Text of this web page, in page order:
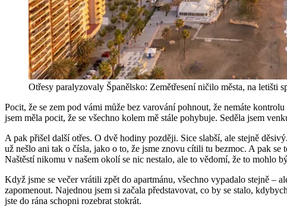
Otřesy paralyzovaly Španělsko: Zemětřesení ničilo města, na letišti
Pocit, že se zem pod vámi může bez varování pohnout, že nemáte
jsem měla pocit, že se všechno kolem mě stále pohybuje. Seděla jsem
A pak přišel další otřes. O dvě hodiny později. Sice slabší, ale stejně
už nešlo ani tak o čísla, jako o to, že jsme znovu cítili tu bezmoc. A pak
Naštěstí nikomu v našem okolí se nic nestalo, ale to vědomí, že to mohlo
Když jsme se večer vrátili zpět do apartmánu, všechno vypadalo stejně
zapomenout. Najednou jsem si začala představovat, co by se stalo,
jste do rána schopni rozebrat stokrát.